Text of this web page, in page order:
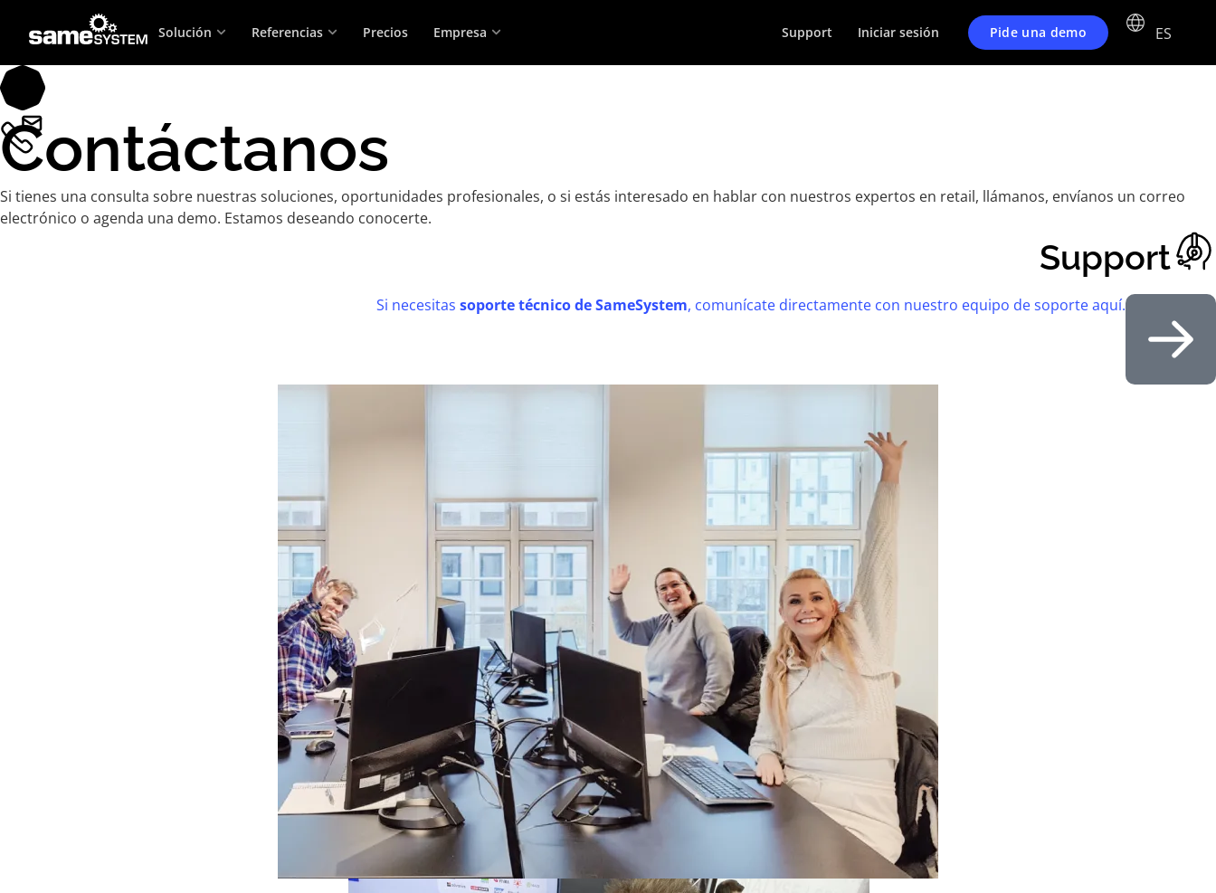
Solución Referencias Precios Empresa ES
Pide una demo
Support Iniciar sesión
Contáctanos
Si tienes una consulta sobre nuestras soluciones, oportunidades profesionales, o si estás interesado en hablar con nuestros expertos en retail, llámanos, envíanos un correo
electrónico o agenda una demo. Estamos deseando conocerte.
Support
Si necesitas soporte técnico de SameSystem, comunícate directamente con nuestro equipo de soporte aquí.